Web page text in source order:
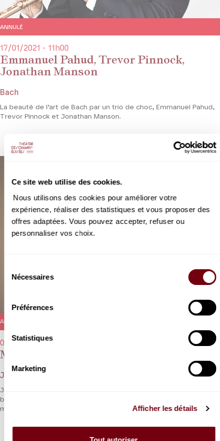
Ce site web utilise des cookies.
Nous utilisons des cookies pour améliorer votre
expérience, réaliser des statistiques et vous proposer des
offres adaptées. Vous pouvez accepter, refuser ou
personnaliser vos choix.
Nécessaires
Préférences
Statistiques
Marketing
Afficher les détails
Emmanuel Pahud, Trevor Pinnock,
Jonathan Manson
17/01/2021 - 11h00
ANNULÉ
Bach
La beauté de l’art de Bach par un trio de choc, Emmanuel Pahud,
Trevor Pinnock et Jonathan Manson.
Magnificat
03/05/2021 - 20h00
ANNULÉ
Jean-Sébastien Bach
Jean-Christophe Spinosi convie jeunes chanteurs et
breakdancers pour un voyage original, entre tradition et
modernité.